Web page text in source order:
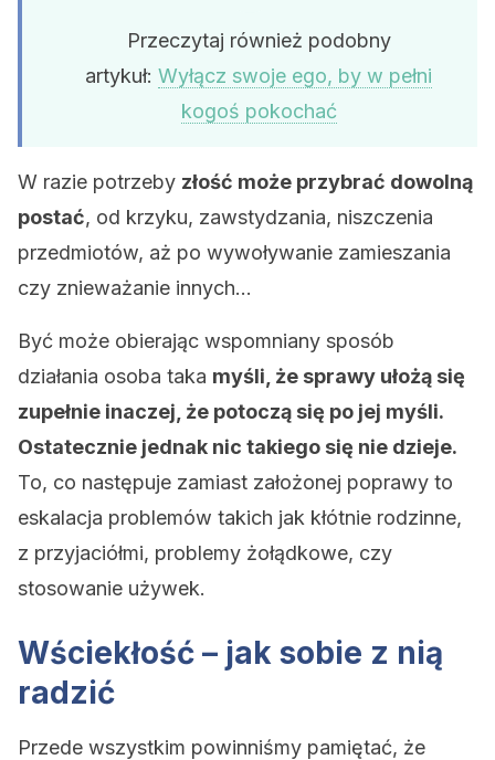
Przeczytaj również podobny
artykuł: Wyłącz swoje ego, by w pełni
kogoś pokochać
W razie potrzeby złość może przybrać dowolną
postać, od krzyku, zawstydzania, niszczenia
przedmiotów, aż po wywoływanie zamieszania
czy znieważanie innych…
Być może obierając wspomniany sposób
działania osoba taka myśli, że sprawy ułożą się
zupełnie inaczej, że potoczą się po jej myśli.
Ostatecznie jednak nic takiego się nie dzieje.
To, co następuje zamiast założonej poprawy to
eskalacja problemów takich jak kłótnie rodzinne,
z przyjaciółmi, problemy żołądkowe, czy
stosowanie używek.
Wściekłość – jak sobie z nią
radzić
Przede wszystkim powinniśmy pamiętać, że